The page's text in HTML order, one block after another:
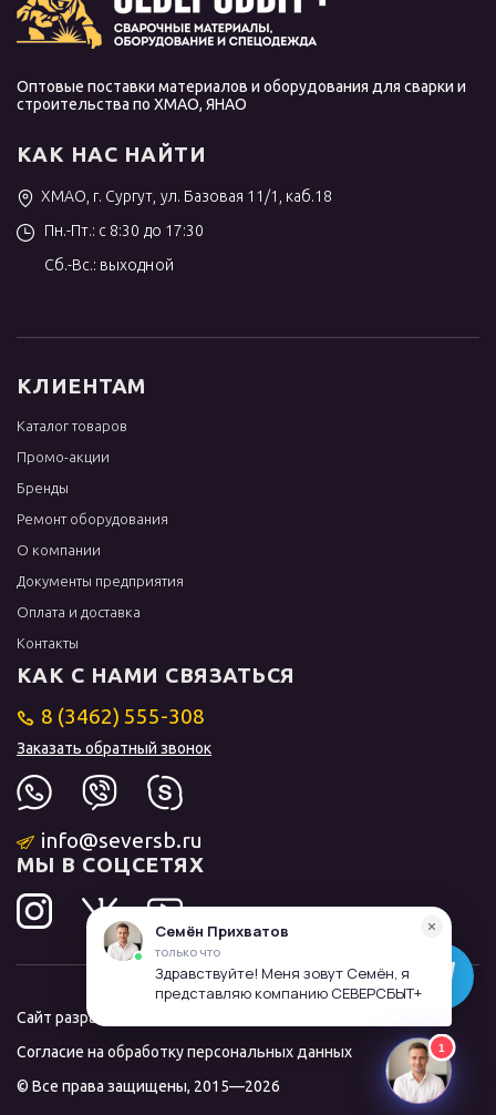
Оптовые поставки материалов и оборудования для сварки и
строительства по ХМАО, ЯНАО
КАК НАС НАЙТИ
ХМАО, г. Сургут, ул. Базовая 11/1, каб.18
Пн.-Пт.: с 8:30 до 17:30
Сб.-Вс.: выходной
КЛИЕНТАМ
Каталог товаров
Промо-акции
Бренды
Ремонт оборудования
О компании
Документы предприятия
Оплата и доставка
Контакты
КАК С НАМИ СВЯЗАТЬСЯ
8 (3462) 555-308
Заказать обратный звонок
info@seversb.ru
МЫ В СОЦСЕТЯХ
Сайт разработал и продвинул
Согласие на обработку персональных данных
© Все права защищены, 2015—2026